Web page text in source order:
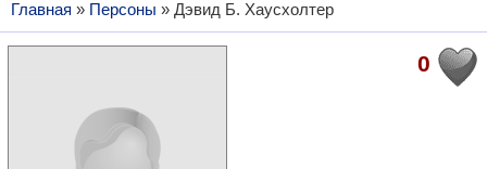
Главная » Персоны » Дэвид Б. Хаусхолтер
0